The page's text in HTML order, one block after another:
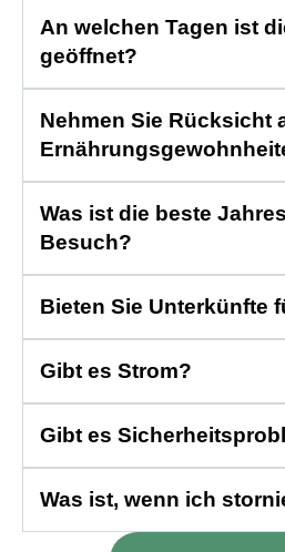
An welchen Tagen ist
geöffnet?
Nehmen Sie Rücksicht
Was ist die beste
Besuch?
Bieten Sie Unterkünfte
Gibt es Strom?
Gibt es
Was ist, wenn ich